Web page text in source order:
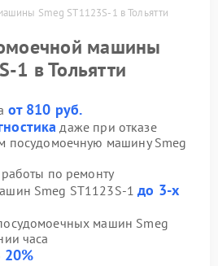
Smeg ST1123S-1 в Тольятти
машины
1 в Тольятти
от 810 руб.
даже при отказе
посудомоечную машину Smeg
по ремонту
Smeg ST1123S-1до 3-х
машин Smeg
часа
20%